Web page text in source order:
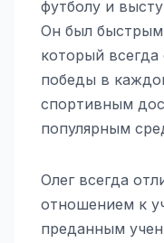
футболу и
Он был
который всегда
победы в
спортивным
популярным
Олег всегда
отношением к
преданным